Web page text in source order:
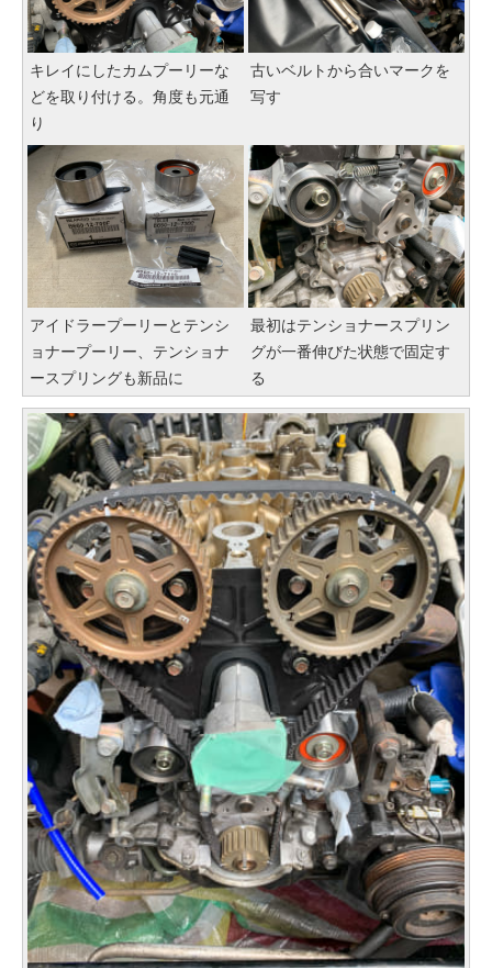
キレイにしたカムプーリーな
どを取り付ける。角度も元通
り
古いベルトから合いマークを
写す
アイドラープーリーとテンシ
ョナープーリー、テンショナ
ースプリングも新品に
最初はテンショナースプリン
グが一番伸びた状態で固定す
る